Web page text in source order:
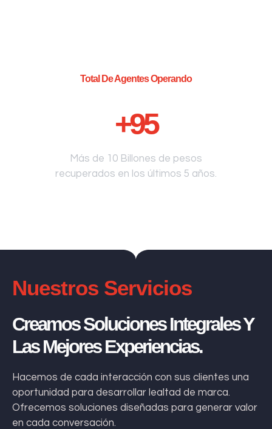
Total De Agentes Operando
+95
Más de 10 Billones de pesos
recuperados en los últimos 5 años.
Nuestros Servicios
Creamos Soluciones Integrales Y
Las Mejores Experiencias.
Hacemos de cada interacción con sus clientes una
oportunidad para desarrollar lealtad de marca.
Ofrecemos soluciones diseñadas para generar valor
en cada conversación.